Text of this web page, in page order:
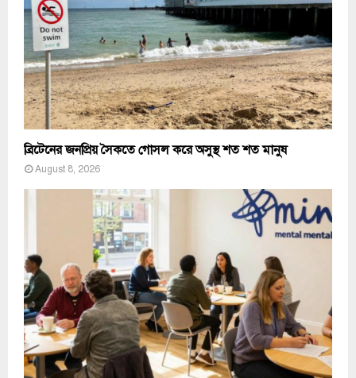
ব্রিটেনের জনপ্রিয় সৈকতে গোসল করে অসুস্থ শত শত মানুষ
August 8, 2026